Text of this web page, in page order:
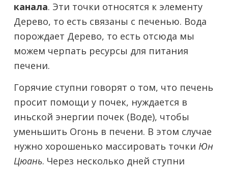
канала. Эти точки относятся к элементу
Дерево, то есть связаны с печенью. Вода
порождает Дерево, то есть отсюда мы
можем черпать ресурсы для питания
печени.
Горячие ступни говорят о том, что печень
просит помощи у почек, нуждается в
иньской энергии почек (Воде), чтобы
уменьшить Огонь в печени. В этом случае
нужно хорошенько массировать точки Юн
Цюань. Через несколько дней ступни